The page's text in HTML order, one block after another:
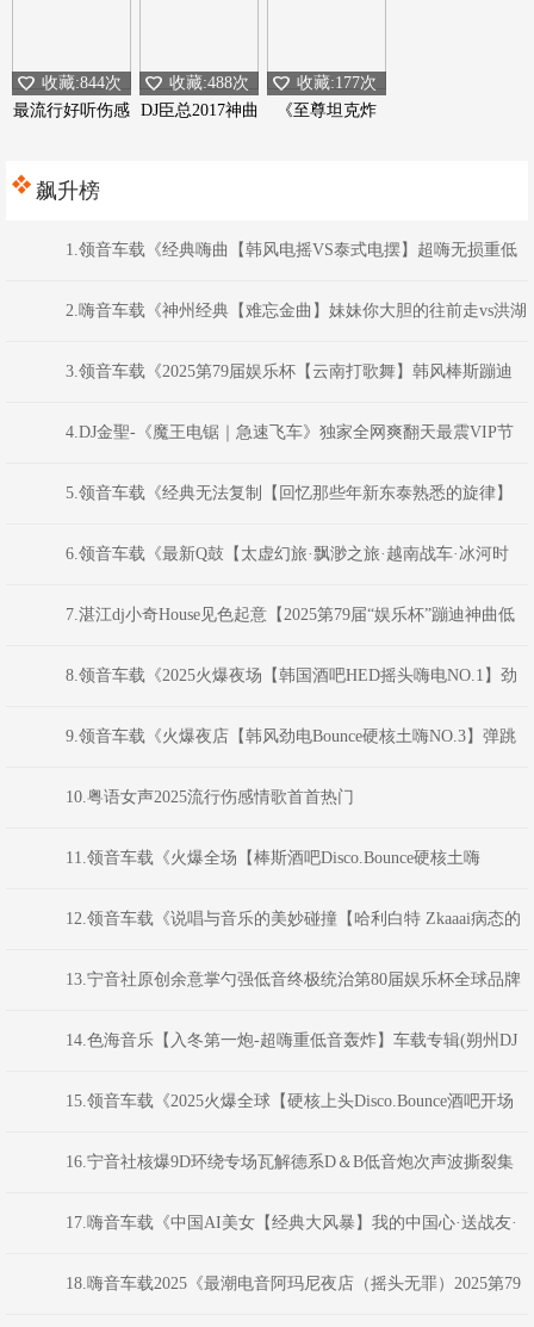
最流行好听伤感
收藏:844次
DJ臣总2017神曲
收藏:488次
《至尊坦克炸
收藏:177次
飙升榜
1.领音车载《经典嗨曲【韩风电摇VS泰式电摆】超嗨无损重低
音炮》(Dj红仔Mix)
2.嗨音车载《神州经典【难忘金曲】妹妹你大胆的往前走vs洪湖
水浪打浪老歌民歌长途57首串烧》 河南Dj彦航
3.领音车载《2025第79届娱乐杯【云南打歌舞】韩风棒斯蹦迪
嗨曲》(Dj红仔Mix)
4.DJ金聖-《魔王电锯｜急速飞车》独家全网爽翻天最震VIP节
奏高级！【猛货袭来】车载音乐REMIX
5.领音车载《经典无法复制【回忆那些年新东泰熟悉的旋律】
超重低音嗨曲》(Dj音少Mix)
6.领音车载《最新Q鼓【太虚幻旅·飘渺之旅·越南战车·冰河时
代】Dj浩仔Dj超仔DJ阿圣Dj阿衍》颍上DJ虹君
7.湛江dj小奇House见色起意【2025第79届“娱乐杯”蹦迪神曲低
音炮制说唱串烧大赛】
8.领音车载《2025火爆夜场【韩国酒吧HED摇头嗨电NO.1】劲
爆重低音》(Dj红仔Mix)
9.领音车载《火爆夜店【韩风劲电Bounce硬核土嗨NO.3】弹跳
重低音》(Dj红仔Mix)
10.粤语女声2025流行伤感情歌首首热门
11.领音车载《火爆全场【棒斯酒吧Disco.Bounce硬核土嗨
NO.8】劲爆重低音》(Dj音少Mix)
12.领音车载《说唱与音乐的美妙碰撞【哈利白特 Zkaaai病态的
爱】独家私货·三小时加长车载DJ》颍上DJ虹君
13.宁音社原创余意掌勺强低音终极统治第80届娱乐杯全球品牌
音响矩阵集体瘫痪-DJ余意
14.色海音乐【入冬第一炮-超嗨重低音轰炸】车载专辑(朔州DJ
阿星 Mix15.领音车载《2025火爆全球【硬核上头Disco.Bounce酒吧开场
NO.6】劲爆电音》(Dj音少Mix)
16.宁音社核爆9D环绕专场瓦解德系D＆B低音炮次声波撕裂集
成阵列-DJ余意17.嗨音车载《中国AI美女【经典大风暴】我的中国心·送战友·
山丹丹花开红艳艳中文车载串烧》 河南Dj彦航
18.嗨音车载2025《最潮电音阿玛尼夜店（摇头无罪）2025第79